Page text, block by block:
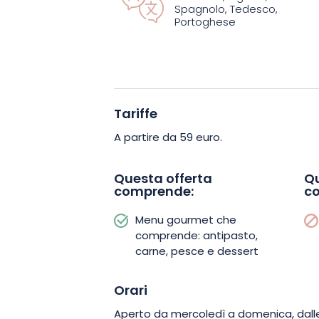
piatti iconici dello chef, che hanno
condividono la scena con nuove
Imbarcatevi anche voi in questa
un viaggio culinario unico, una
Spagnolo, Tedesco,
Portoghese
Tariffe
A partire da 59 euro.
Questa offerta
comprende:
Menu gourmet che
comprende: antipasto,
carne, pesce e dessert
Orari
Aperto da mercoledì a domenica, dalle